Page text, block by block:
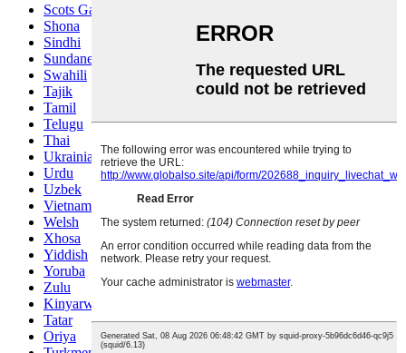
Scots Gaelic
Shona
Sindhi
Sundanese
Swahili
Tajik
Tamil
Telugu
Thai
Ukrainian
Urdu
Uzbek
Vietnamese
Welsh
Xhosa
Yiddish
Yoruba
Zulu
Kinyarwanda
Tatar
Oriya